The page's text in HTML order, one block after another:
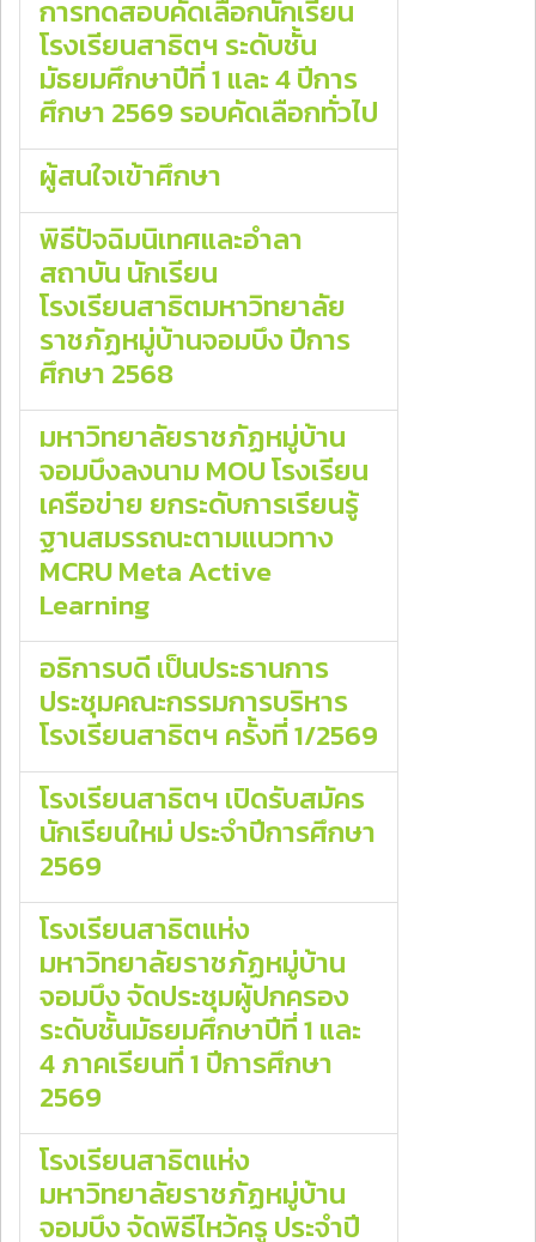
การทดสอบคัดเลือกนักเรียน
โรงเรียนสาธิตฯ ระดับชั้น
มัธยมศึกษาปีที่ 1 และ 4 ปีการ
ศึกษา 2569 รอบคัดเลือกทั่วไป
ผู้สนใจเข้าศึกษา
พิธีปัจฉิมนิเทศและอำลา
สถาบัน นักเรียน
โรงเรียนสาธิตมหาวิทยาลัย
ราชภัฏหมู่บ้านจอมบึง ปีการ
ศึกษา 2568
มหาวิทยาลัยราชภัฏหมู่บ้าน
จอมบึงลงนาม MOU โรงเรียน
เครือข่าย ยกระดับการเรียนรู้
ฐานสมรรถนะตามแนวทาง
MCRU Meta Active
Learning
อธิการบดี เป็นประธานการ
ประชุมคณะกรรมการบริหาร
โรงเรียนสาธิตฯ ครั้งที่ 1/2569
โรงเรียนสาธิตฯ เปิดรับสมัคร
นักเรียนใหม่ ประจำปีการศึกษา
2569
โรงเรียนสาธิตแห่ง
มหาวิทยาลัยราชภัฏหมู่บ้าน
จอมบึง จัดประชุมผู้ปกครอง
ระดับชั้นมัธยมศึกษาปีที่ 1 และ
4 ภาคเรียนที่ 1 ปีการศึกษา
2569
โรงเรียนสาธิตแห่ง
มหาวิทยาลัยราชภัฏหมู่บ้าน
จอมบึง จัดพิธีไหว้ครู ประจำปี